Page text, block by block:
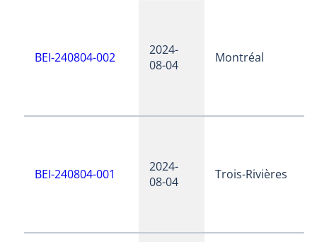
BEI-240804-002
2024-
08-04
Montréal
BEI-240804-001
2024-
08-04
Trois-Rivières